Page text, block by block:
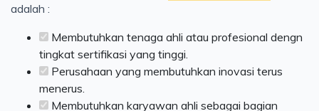
adalah :
Membutuhkan tenaga ahli atau profesional dengn
tingkat sertifikasi yang tinggi.
Perusahaan yang membutuhkan inovasi terus
menerus.
Membutuhkan karyawan ahli sebagai bagian